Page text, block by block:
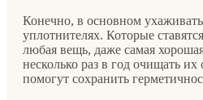
Конечно, в основном
уплотнителях. Которые
любая вещь, даже самая
несколько раз в год очищать
помогут сохранить